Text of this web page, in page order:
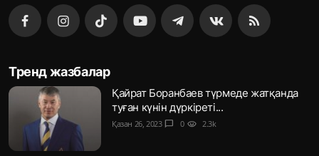
Тренд жазбалар
Қайрат Боранбаев түрмеде жатқанда
туған күнін дүркіреті...
Қазан 26, 2023 chat_bubble 0 visibility 2.3k